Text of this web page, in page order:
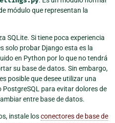
módulo que representan la
SQLite. Si tiene poca experiencia
solo probar Django esta es la
en Python por lo que no tendrá
su base de datos. Sin embargo,
posible que desee utilizar una
para evitar dolores de
entre base de datos.
instale losconectores de base de